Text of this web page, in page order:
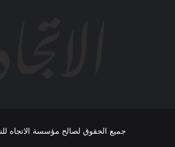
جميع الحقوق لصالح مؤسسة الاتجاه